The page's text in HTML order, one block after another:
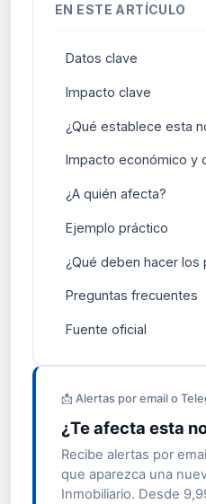
EN ESTE ARTÍCULO
Datos clave
Impacto clave
¿Qué establece esta
Impacto económico y
¿A quién afecta?
Ejemplo práctico
¿Qué deben hacer los
Preguntas frecuentes
Fuente oficial
📩 Alertas por email o
¿Te afecta esta
Recibe alertas por
que aparezca una
Inmobiliario. Desde